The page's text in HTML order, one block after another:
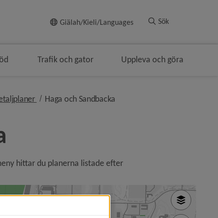
Giälah/Kieli/Languages Sök
Trafik och gator Uppleva och göra
nivå i brödsmulenavigeringen
Haga och Sandbackanivå i brödsmulenavigeringen
hittar du planerna listade efter